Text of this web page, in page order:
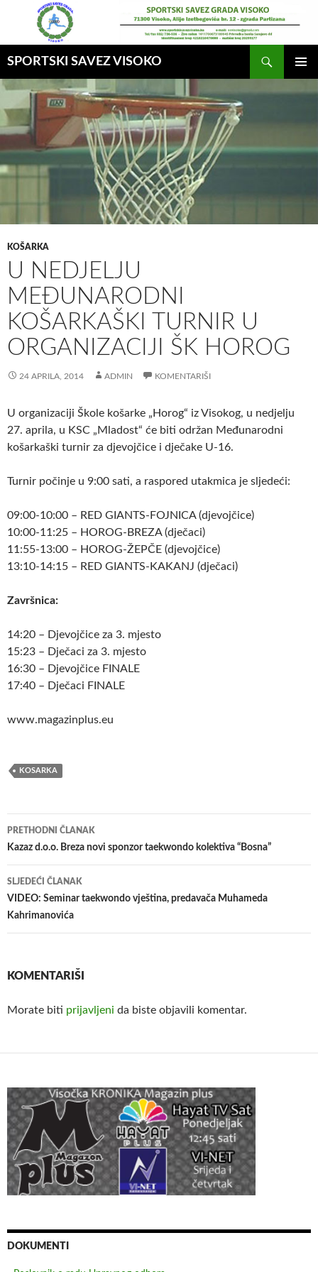
SPORTSKI SAVEZ VISOKO
MENI
KOŠARKA
U NEDJELJU
MEĐUNARODNI
KOŠARKAŠKI TURNIR U
ORGANIZACIJI ŠK HOROG
24 APRILA, 2014 ADMIN KOMENTARIŠI
U organizaciji Škole košarke „Horog“ iz Visokog, u nedjelju
27. aprila, u KSC „Mladost“ će biti održan Međunarodni
košarkaški turnir za djevojčice i dječake U-16.
Turnir počinje u 9:00 sati, a raspored utakmica je sljedeći:
09:00-10:00 – RED GIANTS-FOJNICA (djevojčice)
10:00-11:25 – HOROG-BREZA (dječaci)
11:55-13:00 – HOROG-ŽEPČE (djevojčice)
13:10-14:15 – RED GIANTS-KAKANJ (dječaci)
Završnica:
14:20 – Djevojčice za 3. mjesto
15:23 – Dječaci za 3. mjesto
16:30 – Djevojčice FINALE
17:40 – Dječaci FINALE
www.magazinplus.eu
KOSARKA
Navigacija
članaka
PRETHODNI ČLANAK
Kazaz d.o.o. Breza novi sponzor taekwondo kolektiva “Bosna”
SLJEDEĆI ČLANAK
VIDEO: Seminar taekwondo vještina, predavača Muhameda
Kahrimanovića
KOMENTARIŠI
Morate biti prijavljeni da biste objavili komentar.
DOKUMENTI